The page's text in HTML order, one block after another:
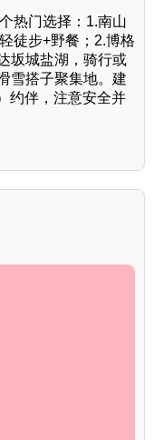
热门选择：1.南山
徒步+野餐；2.博格
坂城盐湖，骑行或
雪搭子聚集地。建
约伴，注意安全并